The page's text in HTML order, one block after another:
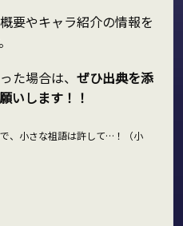
要やキャラ紹介の情報を
た場合は、 ぜひ出典を添
いします！！
、小さな祖語は許して…！（小